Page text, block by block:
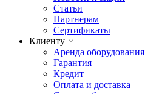
Статьи
Партнерам
Сертификаты
Клиенту
Аренда оборудования
Гарантия
Кредит
Оплата и доставка